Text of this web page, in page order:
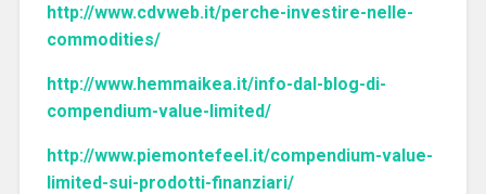
http://www.cdvweb.it/perche-investire-nelle-
commodities/
http://www.hemmaikea.it/info-dal-blog-di-
compendium-value-limited/
http://www.piemontefeel.it/compendium-value-
limited-sui-prodotti-finanziari/